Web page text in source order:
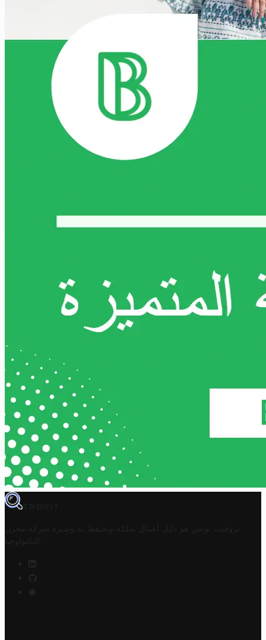
TROVIT
تروفيت تونس هو دليل أعمال تملكه وتحتفظ به وتديره
شركة مخزن
التكنولوجيا